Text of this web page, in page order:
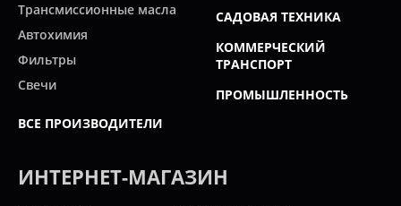
Трансмиссионные масла
Автохимия
Фильтры
Свечи
ВСЕ ПРОИЗВОДИТЕЛИ
САДОВАЯ ТЕХНИКА
КОММЕРЧЕСКИЙ
ТРАНСПОРТ
ПРОМЫШЛЕННОСТЬ
ИНТЕРНЕТ-МАГАЗИН